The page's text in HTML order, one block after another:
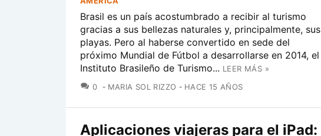
Brasil es un país acostumbrado a recibir al turismo
gracias a sus bellezas naturales y, principalmente, sus
playas. Pero al haberse convertido en sede del
próximo Mundial de Fútbol a desarrollarse en 2014, el
Instituto Brasileño de Turismo... LEER MÁS »
0 COMENTARIOS
MARIA SOL RIZZO HACE 15 AÑOS
Aplicaciones viajeras para el iPad: